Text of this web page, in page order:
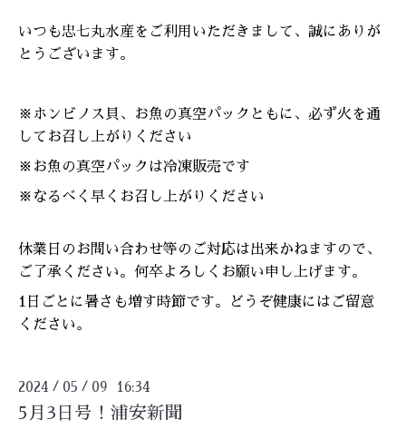
いつも忠七丸水産をご利用いただきまして、誠にありが
とうございます。
※ホンビノス貝、お魚の真空パックともに、必ず火を通
してお召し上がりください
※お魚の真空パックは冷凍販売です
※なるべく早くお召し上がりください
休業日のお問い合わせ等のご対応は出来かねますので、
ご了承ください。何卒よろしくお願い申し上げます。
1日ごとに暑さも増す時節です。どうぞ健康にはご留意
ください。
2024 / 05 / 09 16:34
5月3日号！浦安新聞